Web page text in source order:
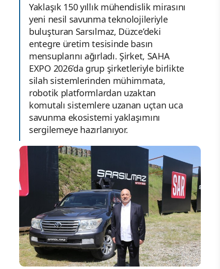
Yaklaşık 150 yıllık mühendislik mirasını
yeni nesil savunma teknolojileriyle
buluşturan Sarsılmaz, Düzce’deki
entegre üretim tesisinde basın
mensuplarını ağırladı. Şirket, SAHA
EXPO 2026’da grup şirketleriyle birlikte
silah sistemlerinden mühimmata,
robotik platformlardan uzaktan
komutalı sistemlere uzanan uçtan uca
savunma ekosistemi yaklaşımını
sergilemeye hazırlanıyor.